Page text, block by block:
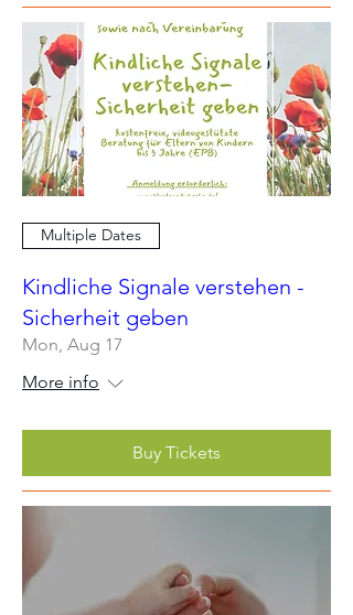
Multiple Dates
Kindliche Signale verstehen -
Sicherheit geben
Mon, Aug 17
More info
Buy Tickets